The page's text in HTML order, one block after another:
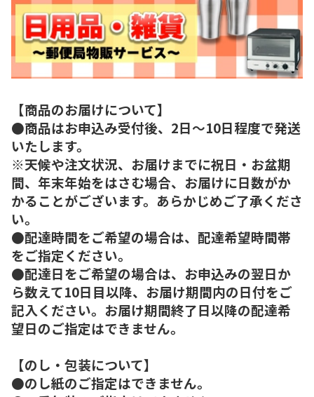
【商品のお届けについて】
●商品はお申込み受付後、2日～10日程度で発送
いたします。
※天候や注文状況、お届けまでに祝日・お盆期
間、年末年始をはさむ場合、お届けに日数がか
かることがございます。あらかじめご了承くださ
い。
●配達時間をご希望の場合は、配達希望時間帯
をご指定ください。
●配達日をご希望の場合は、お申込みの翌日か
ら数えて10日目以降、お届け期間内の日付をご
記入ください。お届け期間終了日以降の配達希
望日のご指定はできません。
【のし・包装について】
●のし紙のご指定はできません。